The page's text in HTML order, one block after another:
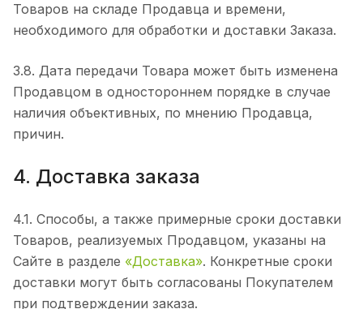
Товаров на складе Продавца и времени,
необходимого для обработки и доставки Заказа.
3.8. Дата передачи Товара может быть изменена
Продавцом в одностороннем порядке в случае
наличия объективных, по мнению Продавца,
причин.
4. Доставка заказа
4.1. Способы, а также примерные сроки доставки
Товаров, реализуемых Продавцом, указаны на
Сайте в разделе «Доставка». Конкретные сроки
доставки могут быть согласованы Покупателем
при подтверждении заказа.